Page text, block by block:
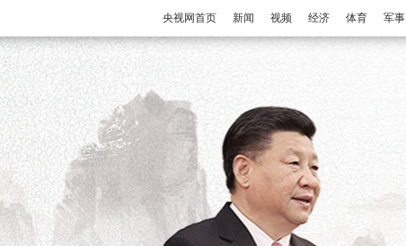
央视网首页 新闻 视频 经济 体育 军事